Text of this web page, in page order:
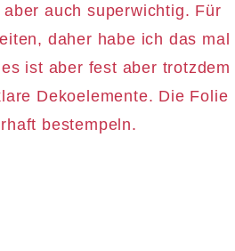
auch superwichtig. Für
daher habe ich das mal
ist aber fest aber trotzdem
Dekoelemente. Die Folie
bestempeln.